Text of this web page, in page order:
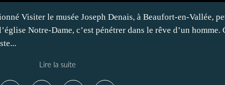
Visiter le musée Joseph Denais, à Beaufort-en-Vallée,
Notre-Dame, c’est pénétrer dans le rêve d’un homme.
Lire la suite